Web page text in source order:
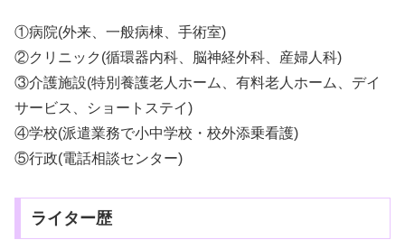
①病院(外来、一般病棟、手術室)
②クリニック(循環器内科、脳神経外科、産婦人科)
③介護施設(特別養護老人ホーム、有料老人ホーム、デイ
サービス、ショートステイ)
④学校(派遣業務で小中学校・校外添乗看護)
⑤行政(電話相談センター)
ライター歴